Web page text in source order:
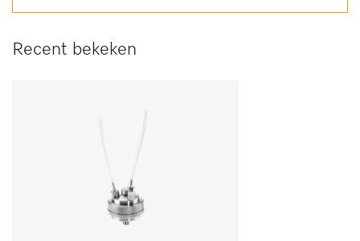
Recent bekeken